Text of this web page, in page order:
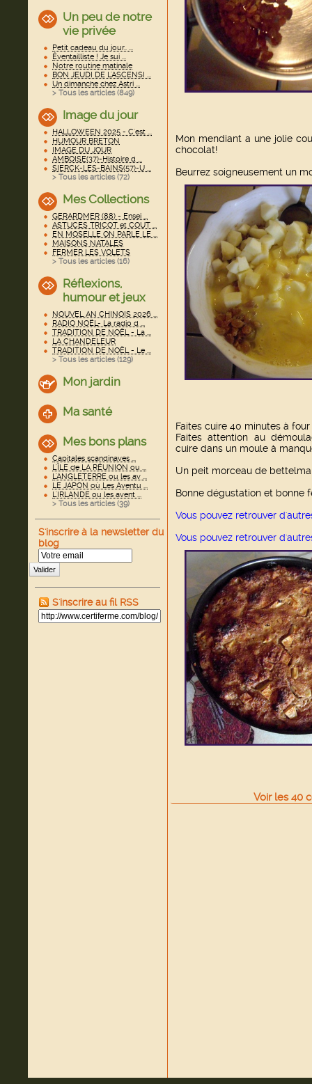
Un peu de notre
vie privée
Petit cadeau du jour.. ...
Éventailliste ! Je sui ...
Notre routine matinale
BON JEUDI DE L'ASCENSI ...
Un dimanche chez Astri ...
> Tous les articles (849)
Image du jour
HALLOWEEN 2025 - C'est ...
HUMOUR BRETON
IMAGE DU JOUR
AMBOISE(37)-Histoire d ...
SIERCK-LES-BAINS(57)-U ...
> Tous les articles (72)
Mes Collections
GERARDMER (88) - Ensei ...
ASTUCES TRICOT et COUT ...
EN MOSELLE ON PARLE LE ...
MAISONS NATALES
FERMER LES VOLETS
> Tous les articles (16)
Réflexions,
humour et jeux
NOUVEL AN CHINOIS 2026 ...
RADIO NOËL- La radio d ...
TRADITION DE NOËL - La ...
LA CHANDELEUR
TRADITION DE NOËL - Le ...
> Tous les articles (129)
Mon jardin
Ma santé
Mes bons plans
Capitales scandinaves ...
L'ÎLE de LA RÉUNION ou ...
L'ANGLETERRE ou les av ...
LE JAPON où Les Aventu ...
L'IRLANDE ou les avent ...
> Tous les articles (39)
S'inscrire à la newsletter du
blog
Valider
S'inscrire au fil RSS
Mon mendiant a une jolie
chocolat!
Beurrez soigneusement un
Faites cuire 40 minutes à four
Faites attention au
cuire dans un moule à
Un peit morceau de
Bonne dégustation et bonne
Vous pouvez retrouver
Vous pouvez retrouver
Voir les40